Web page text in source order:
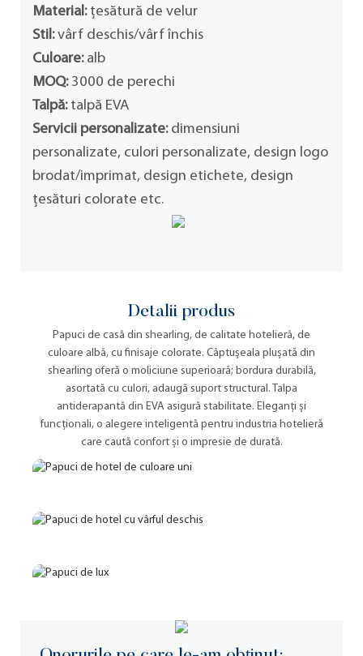
Material:țesătură de velur
Stil:vârf deschis/vârf închis
Culoare:alb
MOQ:3000 de perechi
Talpă:talpă EVA
Servicii personalizate:dimensiuni
personalizate, culori personalizate, design logo
brodat/imprimat, design etichete, design
țesături colorate etc.
Detalii produs
Papuci de casă din shearling, de calitate hotelieră, de
culoare albă, cu finisaje colorate. Căptușeala plușată din
shearling oferă o moliciune superioară; bordura durabilă,
asortată cu culori, adaugă suport structural. Talpa
antiderapantă din EVA asigură stabilitate. Eleganți și
funcționali, o alegere inteligentă pentru industria hotelieră
care caută confort și o impresie de durată.